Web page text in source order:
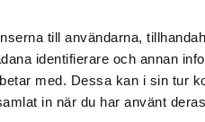
till användarna,
identifierare och annan
med. Dessa kan i sin tur
in när du har använt
Volume Spray
BIOZELL PROFESSIONAL
9,95 €